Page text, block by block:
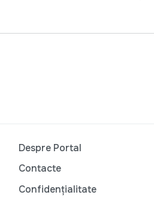
CREŞTEREA NIVELULUI DE
Despre Portal
Contacte
Confidențialitate